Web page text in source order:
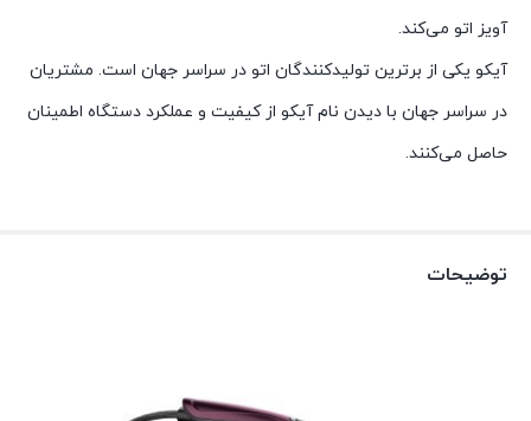
آویز اتو می‌کند.
آیکو یکی از برترین تولیدکنندگان اتو در سراسر جهان است. مشتریان
در سراسر جهان با دیدن نام آیکو از کیفیت و عملکرد دستگاه اطمینان
حاصل می‌کنند.
توضیحات